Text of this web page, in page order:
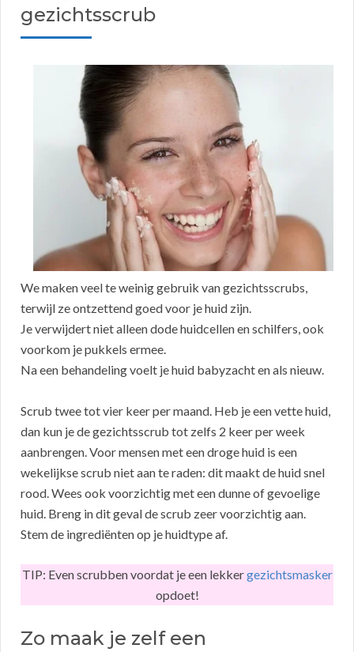
gezichtsscrub
We maken veel te weinig gebruik van gezichtsscrubs,
terwijl ze ontzettend goed voor je huid zijn.
Je verwijdert niet alleen dode huidcellen en schilfers, ook
voorkom je pukkels ermee.
Na een behandeling voelt je huid babyzacht en als nieuw.
Scrub twee tot vier keer per maand. Heb je een vette huid,
dan kun je de gezichtsscrub tot zelfs 2 keer per week
aanbrengen. Voor mensen met een droge huid is een
wekelijkse scrub niet aan te raden: dit maakt de huid snel
rood. Wees ook voorzichtig met een dunne of gevoelige
huid. Breng in dit geval de scrub zeer voorzichtig aan.
Stem de ingrediënten op je huidtype af.
TIP: Even scrubben voordat je een lekkergezichtsmasker
opdoet!
Zo maak je zelf een